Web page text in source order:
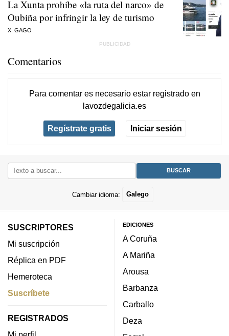
La Xunta prohíbe «la ruta del narco» de
Oubiña por infringir la ley de turismo
X. GAGO
Comentarios
Para comentar es necesario estar registradoen
lavozdegalicia.es
Regístrate gratis Iniciar sesión
Cambiar idioma: Galego
SUSCRIPTORES
Mi suscripción
Réplica en PDF
Hemeroteca
Suscríbete
REGISTRADOS
EDICIONES
A Coruña
A Mariña
Arousa
Barbanza
Carballo
Deza